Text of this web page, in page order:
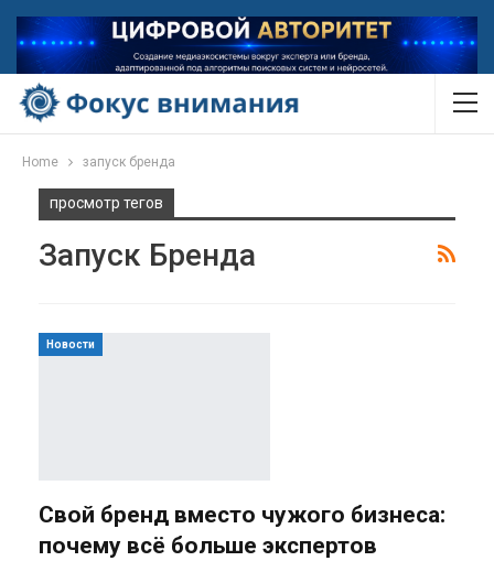
Home запуск бренда
просмотр тегов
Запуск Бренда
Новости
Свой бренд вместо чужого бизнеса:
почему всё больше экспертов